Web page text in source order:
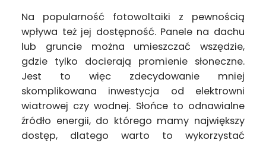
Na popularność fotowoltaiki z pewnością
wpływa też jej dostępność. Panele na dachu
lub gruncie można umieszczać wszędzie,
gdzie tylko docierają promienie słoneczne.
Jest to więc zdecydowanie mniej
skomplikowana inwestycja od elektrowni
wiatrowej czy wodnej. Słońce to odnawialne
źródło energii, do którego mamy największy
dostęp, dlatego warto to wykorzystać